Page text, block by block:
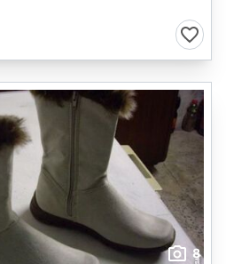
8